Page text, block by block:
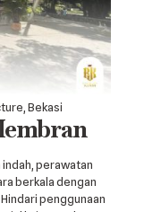
Bekasi
perawatan
berkala dengan
penggunaan